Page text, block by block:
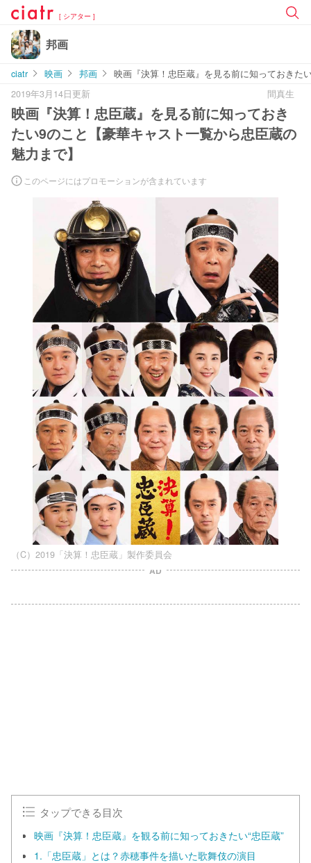
[ シアター ]
邦画
ciatr 映画 邦画
映画『決算！忠臣蔵』を見る前に知っておきた
2019年3月14日更新
間真生
映画『決算！忠臣蔵』を見る前に知っておき
たい9のこと【豪華キャスト一覧から忠臣蔵の
魅力まで】
このページにはプロモーションが含まれています
（C）2019「決算！忠臣蔵」製作委員会
AD
タップできる目次
映画『決算！忠臣蔵』を観る前に知っておきたい“忠臣蔵”
1.「忠臣蔵」とは？赤穂事件を描いた歌舞伎の演目